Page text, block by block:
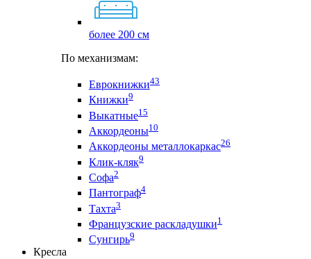
более 200 см
По механизмам:
Еврокнижки43
Книжки9
Выкатные15
Аккордеоны10
Аккордеоны металлокаркас26
Клик-кляк9
Софа2
Пантограф4
Тахта3
Французские раскладушки1
Сунгирь9
Кресла